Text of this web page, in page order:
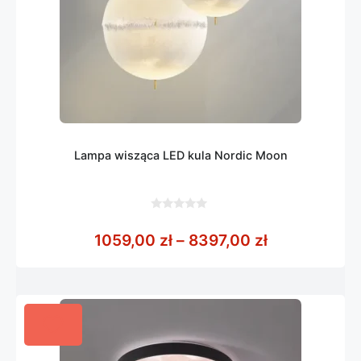
Lampa wisząca LED kula Nordic Moon
5
1059,00 zł – 8397,00 złZakres cen: